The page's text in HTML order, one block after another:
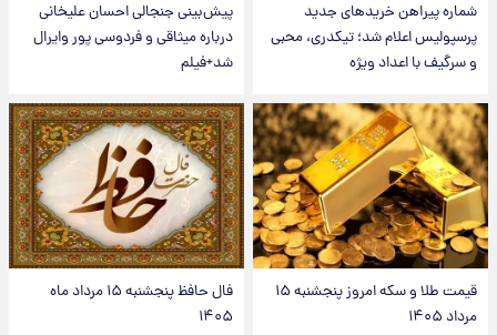
شماره پیراهن خریدهای جدید
پرسپولیس اعلام شد؛ تیکدری، محبی
و سرگیف با اعداد ویژه
پیش‌بینی جنجالی احسان علیخانی
درباره میثاقی و فردوسی پور وایرال
شد+فیلم
قیمت طلا و سکه امروز پنجشنبه ۱۵
مرداد ۱۴۰۵
فال حافظ پنجشنبه ۱۵ مرداد ماه
۱۴۰۵